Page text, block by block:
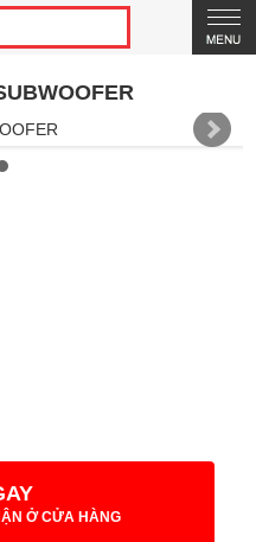
Ở CỬA HÀNG